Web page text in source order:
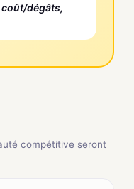
dégâts,
compétitive seront